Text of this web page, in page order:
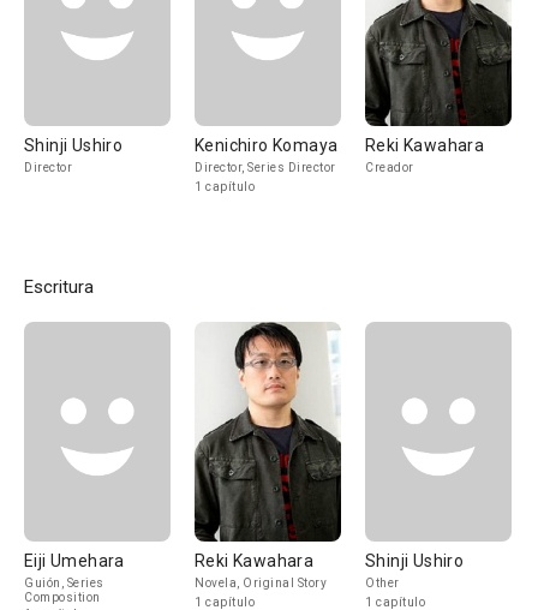
Shinji Ushiro
Director
Kenichiro Komaya
Director, Series Director
1 capítulo
Reki Kawahara
Creador
Escritura
Eiji Umehara
Guión, Series
Composition
Reki Kawahara
Novela, Original Story
1 capítulo
Shinji Ushiro
Other
1 capítulo